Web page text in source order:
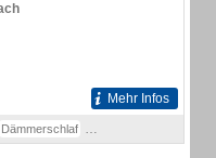
Mehr Infos
Dämmerschlaf